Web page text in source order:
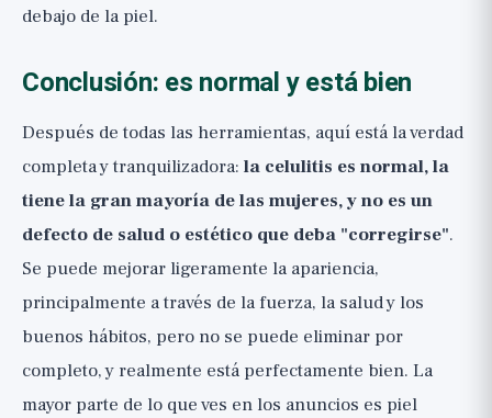
debajo de la piel.
Conclusión: es normal y está bien
Después de todas las herramientas, aquí está la verdad
completa y tranquilizadora: la celulitis es normal, la
tiene la gran mayoría de las mujeres, y no es un
defecto de salud o estético que deba "corregirse".
Se puede mejorar ligeramente la apariencia,
principalmente a través de la fuerza, la salud y los
buenos hábitos, pero no se puede eliminar por
completo, y realmente está perfectamente bien. La
mayor parte de lo que ves en los anuncios es piel